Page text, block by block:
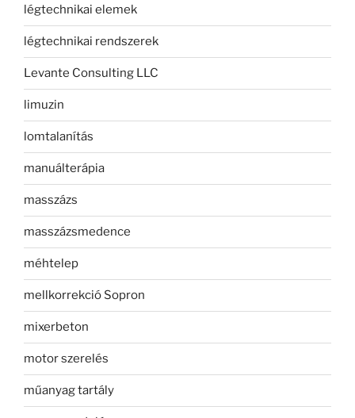
légtechnikai elemek
légtechnikai rendszerek
Levante Consulting LLC
limuzin
lomtalanítás
manuálterápia
masszázs
masszázsmedence
méhtelep
mellkorrekció Sopron
mixerbeton
motor szerelés
műanyag tartály